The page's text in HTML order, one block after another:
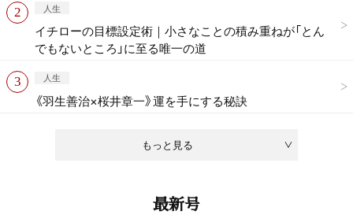
もっと見る
人生
イチローの目標設定術｜小さなことの積み重ねが「とん
でもないところ」に至る唯一の道
人生
《羽生善治×桜井章一》運を手にする秘訣
最新号